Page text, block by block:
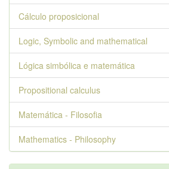
Cálculo proposicional
Logic, Symbolic and mathematical
Lógica simbólica e matemática
Propositional calculus
Matemática - Filosofia
Mathematics - Philosophy